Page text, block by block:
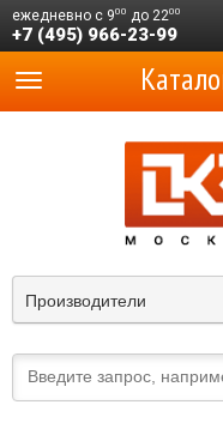
ежедневно с 900 до 2200
+7 (495) 966-23-99
Производители